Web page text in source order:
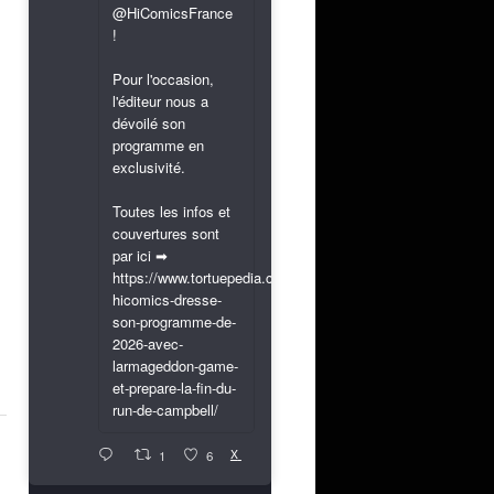
@HiComicsFrance
!
Pour l'occasion,
l'éditeur nous a
dévoilé son
programme en
exclusivité.
Toutes les infos et
couvertures sont
par ici ➡
https://www.tortuepedia.com/2026/03/31/exclusif-
hicomics-dresse-
son-programme-de-
2026-avec-
larmageddon-game-
et-prepare-la-fin-du-
run-de-campbell/
1 6 X